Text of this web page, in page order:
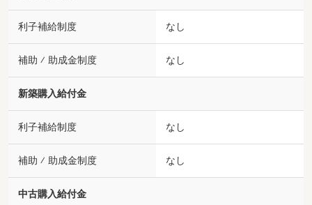
利子補給制度 なし
補助 ⁄ 助成金制度 なし
新築購入給付金
利子補給制度 なし
補助 ⁄ 助成金制度 なし
中古購入給付金